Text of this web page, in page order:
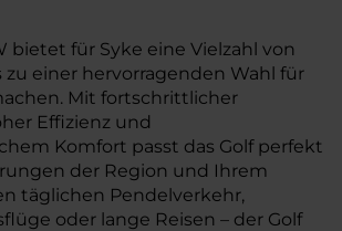
bietet für Syke eine Vielzahl von
zu einer hervorragenden Wahl für
Mit fortschrittlicher
Effizienz und
Komfort passt das Golf perfekt
der Region und Ihrem
täglichen Pendelverkehr,
oder lange Reisen – der Golf